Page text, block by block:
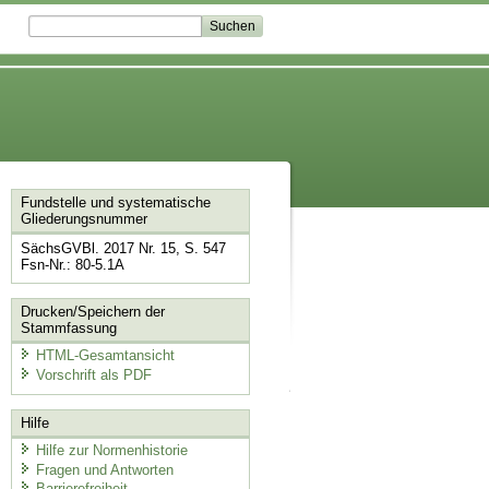
Fundstelle und systematische
Gliederungsnummer
SächsGVBl. 2017 Nr. 15, S. 547
Fsn-Nr.: 80-5.1A
Drucken/Speichern der
Stammfassung
HTML-Gesamtansicht
Vorschrift als PDF
Hilfe
Hilfe zur Normenhistorie
Fragen und Antworten